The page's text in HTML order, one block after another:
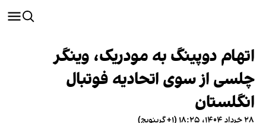
اتهام دوپینگ به مودریک، وینگر
چلسی از سوی اتحادیه فوتبال
انگلستان
۲۸ خرداد ۱۴۰۴، ۱۸:۲۵ (‎+۱ گرینویچ)